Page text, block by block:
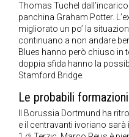
Thomas Tuchel
panchina Graham Potter.
migliorato un po’ la
continuano a non andare
Blues hanno però chiuso in
doppia sfida hanno la
Stamford Bridge.
Le probabili formazioni
Il Borussia Dortmund ha
e il centravanti ivoriano